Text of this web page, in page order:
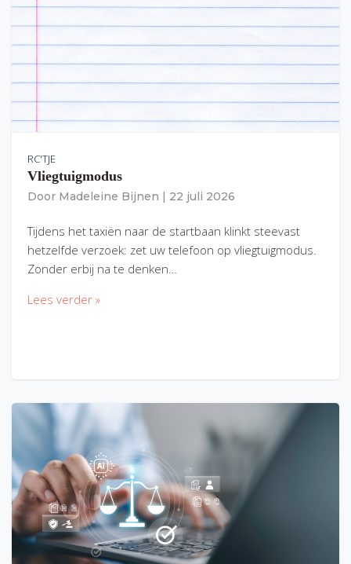
RC'TJE
Vliegtuigmodus
Door Madeleine Bijnen 22 juli 2026
Tijdens het taxiën naar de startbaan klinkt steevast
hetzelfde verzoek: zet uw telefoon op vliegtuigmodus.
Zonder erbij na te denken…
Lees verder »